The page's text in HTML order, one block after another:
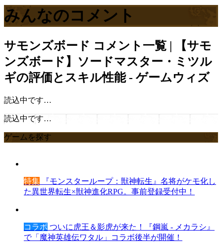
みんなのコメント
サモンズボード コメント一覧 | 【サモ
ンズボード】ソードマスター・ミツル
ギの評価とスキル性能 - ゲームウィズ
読込中です…
読込中です…
ゲームを探す
特集 『モンスターループ：獣神転生』名将がケモ化し
た異世界転生×獣神進化RPG。事前登録受付中！
コラボ ついに虎王＆影虎が来た！『鋼嵐 - メカラシ』
で「魔神英雄伝ワタル」コラボ後半が開催！